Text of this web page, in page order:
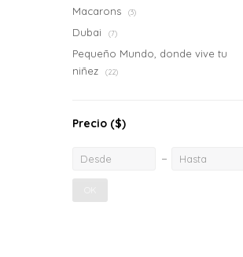
Macarons (3)
Dubai (7)
Pequeño Mundo, donde vive tu
niñez
(22)
Precio ($)